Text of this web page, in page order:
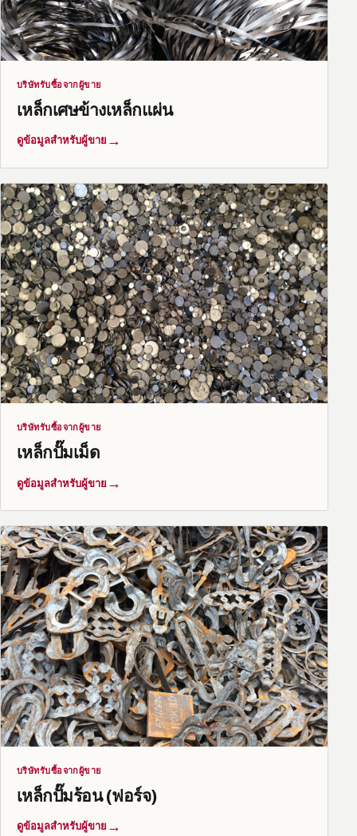
บริษัทรับซื้อจากผู้ขาย
เหล็กเศษข้างเหล็กแผ่น
ดูข้อมูลสำหรับผู้ขาย →
บริษัทรับซื้อจากผู้ขาย
เหล็กปั๊มเม็ด
ดูข้อมูลสำหรับผู้ขาย →
บริษัทรับซื้อจากผู้ขาย
เหล็กปั๊มร้อน (ฟอร์จ)
ดูข้อมูลสำหรับผู้ขาย →